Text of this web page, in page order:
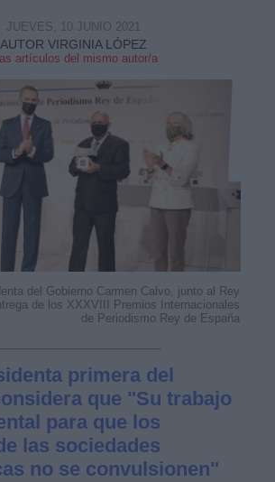
AUTOR VIRGINIA LÓPEZ
artículos del mismo autor/a
JUEVES, 10 JUNIO 2021
del Gobierno Carmen Calvo, junto al Rey
de los XXXVIII Premios Internacionales
de Periodismo Rey de España
primera del
que "Su trabajo
para que los
las sociedades
no se convulsionen"